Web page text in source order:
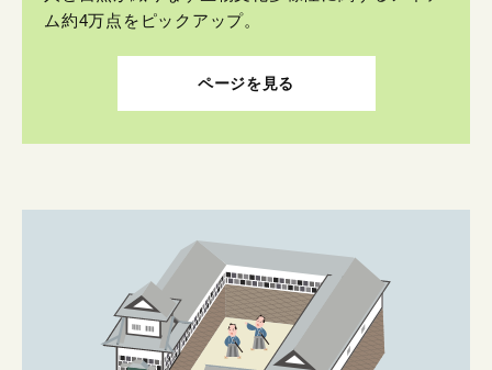
ム約4万点をピックアップ。
ページを見る